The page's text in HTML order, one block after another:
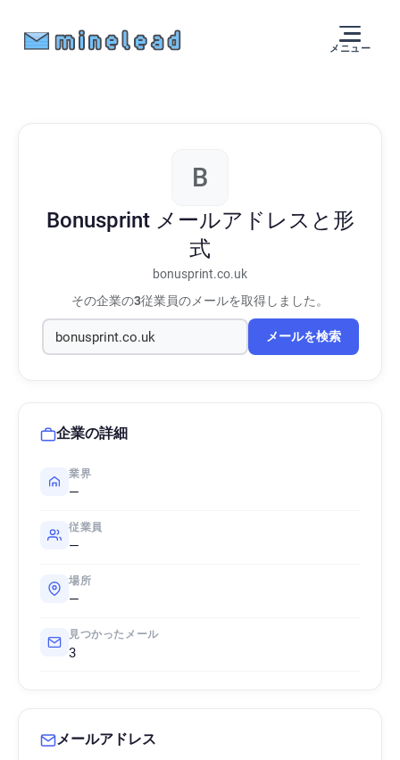
メニュー
B
Bonusprint メールアドレスと形
式
bonusprint.co.uk
その企業の3従業員のメールを取得しました。
メールを検索
企業の詳細
業界
—
従業員
—
場所
—
見つかったメール
3
メールアドレス